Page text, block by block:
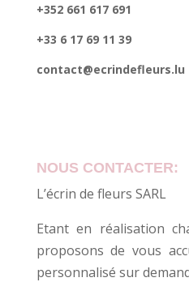
+352 661 617 691
+33 6 17 69 11 39
contact@ecrindefleurs.lu
NOUS CONTACTER:
L’écrin de fleurs SARL
Etant en réalisation
proposons de vous
personnalisé sur